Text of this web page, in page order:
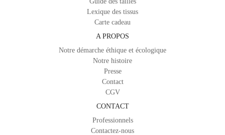
Lexique des tissus
Carte cadeau
A PROPOS
Notre démarche éthique et écologique
Notre histoire
Presse
Contact
CGV
CONTACT
Professionnels
Contactez-nous